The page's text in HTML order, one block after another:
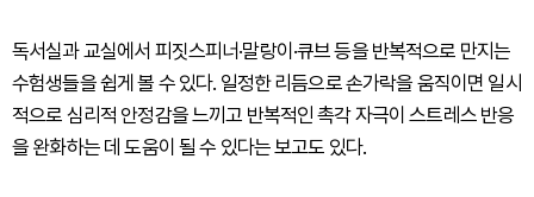
독서실과 교실에서 피짓스피너·말랑이·큐브 등을 반복적으로 만지는
수험생들을 쉽게 볼 수 있다. 일정한 리듬으로 손가락을 움직이면 일시
적으로 심리적 안정감을 느끼고 반복적인 촉각 자극이 스트레스 반응
을 완화하는 데 도움이 될 수 있다는 보고도 있다.